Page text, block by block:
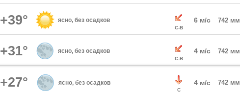
+39° ясно, без осадков
С-В
6 м/с 742 мм
+31° ясно, без осадков
С-В
4 м/с 742 мм
+27° ясно, без осадков
С
4 м/с 742 мм